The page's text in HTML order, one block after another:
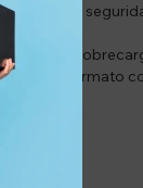
combina
contra
y su formato